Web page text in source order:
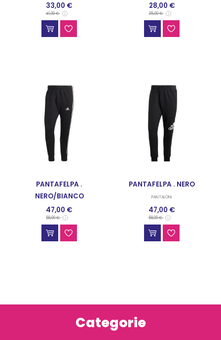
33,00 €
41,00 €
TUTE E COMPLETINI
28,00 €
35,00 €
PANTAFELPA .
NERO/BIANCO
PANTALONI
47,00 €
58,00 €
PANTAFELPA . NERO
PANTALONI
47,00 €
58,00 €
Categorie